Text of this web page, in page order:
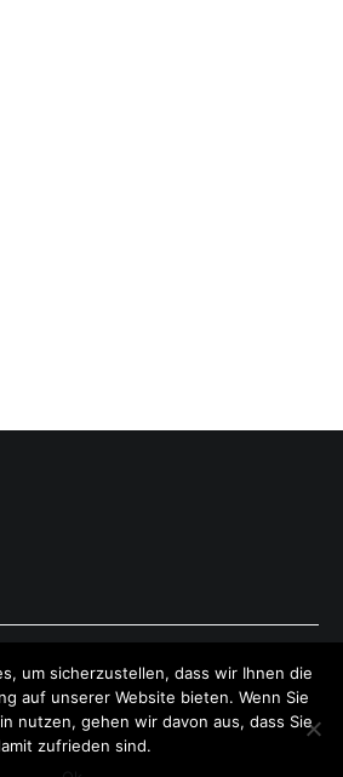
. All rights reserved.
Powered byWordPress .
um sicherzustellen, dass wir Ihnen die
auf unserer Website bieten. Wenn Sie
nutzen, gehen wir davon aus, dass Sie
zufrieden sind.